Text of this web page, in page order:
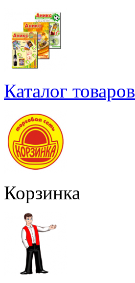
Каталог товаров
Корзинка